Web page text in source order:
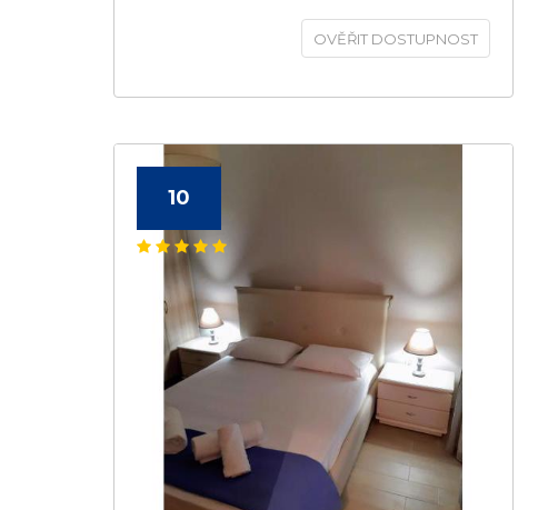
OVĚŘIT DOSTUPNOST
10